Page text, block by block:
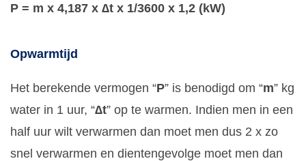
P = m x 4,187 x ∆t x 1/3600 x 1,2 (kW)
Opwarmtijd
Het berekende vermogen “P” is benodigd om “m” kg
water in 1 uur, “∆t” op te warmen. Indien men in een
half uur wilt verwarmen dan moet men dus 2 x zo
snel verwarmen en dientengevolge moet men dan